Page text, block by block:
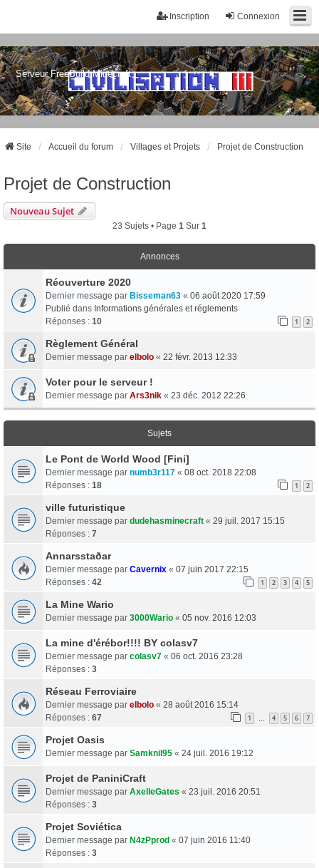
Connexion
Inscription
Serveur FreeBuild Minecraft
Site Accueil du forum Villages et Projets Projet de Construction
Projet de Construction
Nouveau Sujet
23 Sujets • Page 1 Sur 1
Annonces
Réouverture 2020
Dernier message par Bisseman63 « 06 août 2020 17:59
Publié dans Informations générales et réglements
Réponses : 10 1 2
Règlement Général
Dernier message par elbolo « 22 févr. 2013 12:33
Voter pour le serveur !
Dernier message par Ars3nik « 23 déc. 2012 22:26
Sujets
Le Pont de World Wood [Fini]
Dernier message par numb3r117 « 08 oct. 2018 22:08
Réponses : 18 1 2
ville futuristique
Dernier message par dudehasminecraft « 29 juil. 2017 15:15
Réponses : 7
Annarsstaðar
Dernier message par Cavernix « 07 juin 2017 22:15
Réponses : 42 1 2 3 4 5
La Mine Wario
Dernier message par 3000Wario « 05 nov. 2016 12:03
La mine d'érébor!!!! BY colasv7
Dernier message par colasv7 « 06 oct. 2016 23:28
Réponses : 3
Réseau Ferroviaire
Dernier message par elbolo « 28 août 2016 15:14
Réponses : 67 1 4 5 6 7
Projet Oasis
Dernier message par Samknil95 « 24 juil. 2016 19:12
Projet de PaniniCraft
Dernier message par AxelleGates « 23 juil. 2016 20:51
Réponses : 3
Projet Soviética
Dernier message par N4zPprod « 07 juin 2016 11:40
Réponses : 3